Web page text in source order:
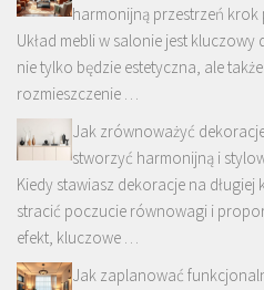
harmonijną przestrzeń
Układ mebli w salonie jest
nie tylko będzie estetyczna, ale
rozmieszczenie …
Jak zrównoważyć
stworzyć harmonijną i
Kiedy stawiasz dekoracje na
stracić poczucie równowagi i
efekt, kluczowe …
Jak zaplanować